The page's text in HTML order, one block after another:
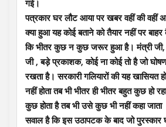
गई।
पत्रकार घर लौट आया पर खबर वहीं की वहीं
क्या हुआ यह कोई बताने को तैयार नहीं पर
कि भीतर कुछ न कुछ जरूर हुआ है। मंत्री
जी , बड़े प्रकाशक, कोई ना कोई तो है जो
रखता है। सरकारी गलियारों की यह खासियत
नहीं होता तब भी भीतर ही भीतर बहुत कुछ हो
कुछ होता है तब भी उसे कुछ भी नहीं कहा जाता
सवाल है कि इस उठापटक के बाद जो पुरस्कार